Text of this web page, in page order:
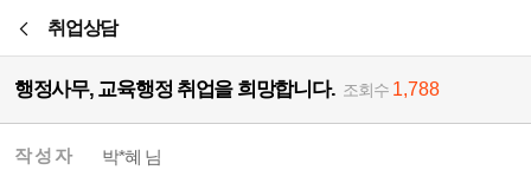
취업상담
행정사무, 교육행정 취업을 희망합니다. 조회수 1,788
작 성 자
박*혜 님